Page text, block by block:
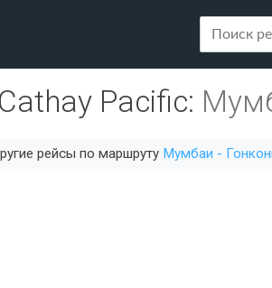
Cathay Pacific:
рейсы по маршруту Мумбаи -